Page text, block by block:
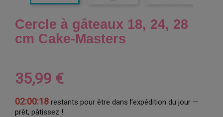
Cercle à gâteaux 18, 24, 28
cm Cake-Masters
35,99 €
02:00:17 restants pour être dans l’expédition du jour —
prêt, pâtissez !